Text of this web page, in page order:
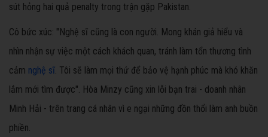
sút hỏng hai quả penalty trong trận gặp Pakistan.
Cô bức xúc: "Nghệ sĩ cũng là con người. Mong khán giả hiểu và
nhìn nhận sự việc một cách khách quan, tránh làm tổn thương tình
cảm nghệ sĩ. Tôi sẽ làm mọi thứ để bảo vệ hạnh phúc mà khó khăn
lắm mới tìm được". Hòa Minzy cũng xin lỗi bạn trai - doanh nhân
Minh Hải - trên trang cá nhân vì e ngại những đồn thổi làm anh buồn
phiền.